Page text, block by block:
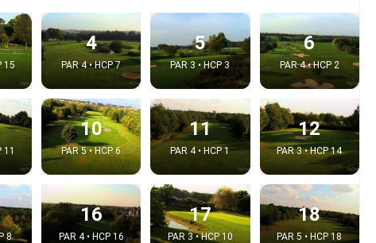
15
4
PAR 4 • HCP 7
5
PAR 3 • HCP 3
6
PAR 4 • HCP 2
11
10
PAR 5 • HCP 6
11
PAR 4 • HCP 1
12
PAR 3 • HCP 14
8
16
PAR 4 • HCP 16
17
PAR 3 • HCP 10
18
PAR 5 • HCP 18
video